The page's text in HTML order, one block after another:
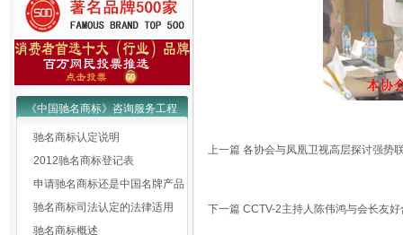
《中国驰名商标》咨询服务工程
驰名商标认定说明
2012驰名商标登记表
申请驰名商标还是中国名牌产品
驰名商标司法认定的法律适用
驰名商标概述
上一篇 各协会与凤凰卫视高层探讨强势
下一篇 CCTV-2主持人陈伟鸿与会长友